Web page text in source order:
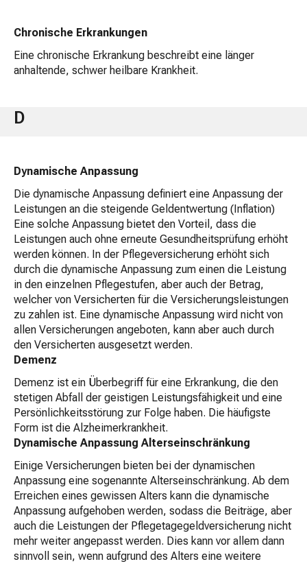
Chronische Erkrankungen
Eine chronische Erkrankung beschreibt eine länger
anhaltende, schwer heilbare Krankheit.
D
Dynamische Anpassung
Die dynamische Anpassung definiert eine Anpassung der
Leistungen an die steigende Geldentwertung (Inflation)
Eine solche Anpassung bietet den Vorteil, dass die
Leistungen auch ohne erneute Gesundheitsprüfung erhöht
werden können. In der Pflegeversicherung erhöht sich
durch die dynamische Anpassung zum einen die Leistung
in den einzelnen Pflegestufen, aber auch der Betrag,
welcher von Versicherten für die Versicherungsleistungen
zu zahlen ist. Eine dynamische Anpassung wird nicht von
allen Versicherungen angeboten, kann aber auch durch
den Versicherten ausgesetzt werden.
Demenz
Demenz ist ein Überbegriff für eine Erkrankung, die den
stetigen Abfall der geistigen Leistungsfähigkeit und eine
Persönlichkeitsstörung zur Folge haben. Die häufigste
Form ist die Alzheimerkrankheit.
Dynamische Anpassung Alterseinschränkung
Einige Versicherungen bieten bei der dynamischen
Anpassung eine sogenannte Alterseinschränkung. Ab dem
Erreichen eines gewissen Alters kann die dynamische
Anpassung aufgehoben werden, sodass die Beiträge, aber
auch die Leistungen der Pflegetagegeldversicherung nicht
mehr weiter angepasst werden. Dies kann vor allem dann
sinnvoll sein, wenn aufgrund des Alters eine weitere